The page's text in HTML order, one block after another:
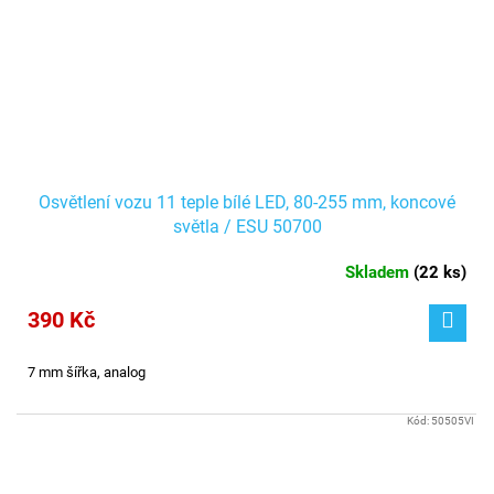
Osvětlení vozu 11 teple bílé LED, 80-255 mm, koncové
světla / ESU 50700
Skladem (22 ks)
390 Kč
7 mm šířka, analog
Kód: 50505VI